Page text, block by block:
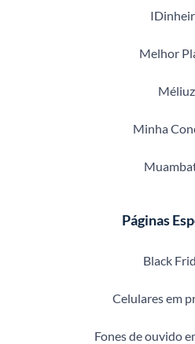
Melhor
Méliuz
Minha
Páginas
Black
Celulares em
Fones de ouvido